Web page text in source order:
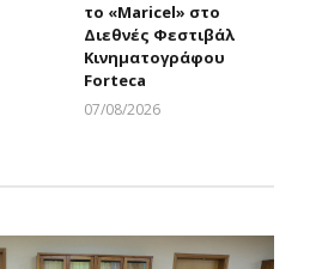
το «Maricel» στο
Διεθνές Φεστιβάλ
Κινηματογράφου
Forteca
07/08/2026